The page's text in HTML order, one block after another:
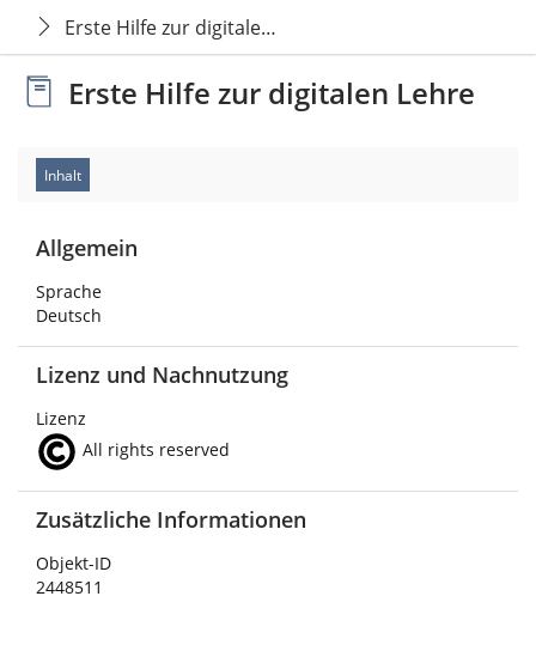
Erste Hilfe zur digitalen Lehre
Erste Hilfe zur digitalen Lehre
Inhalt
Allgemein
Sprache
Deutsch
Lizenz und Nachnutzung
Lizenz
All rights reserved
Zusätzliche Informationen
Objekt-ID
2448511